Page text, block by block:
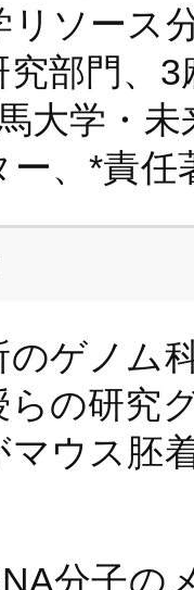
リソース
究部門、
大学・
ー、*責任
のゲノム
らの研究
マウス胚
分子の